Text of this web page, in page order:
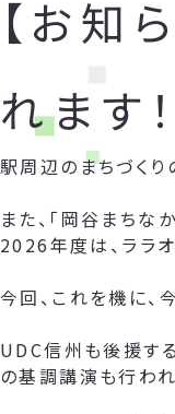
【お知
れます！
駅周辺のまちづくり
また、「岡谷まち
2026年度は、ララ
今回、これを機に、
UDC信州も後援す
の基調講演も行われ